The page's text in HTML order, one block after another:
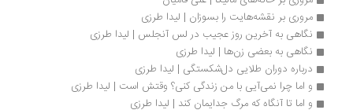
مروری بر نقشه‌هایت را بسوزان | لیدا طرزی
نگاهی به آخرین روز عجیب در لس آنجلس | لیدا طرزی
نگاهی به بعضی زن‌ها | لیدا طرزی
درباره دوران طلایی دل‌شکستگی | لیدا طرزی
و اما چرا نمی‌آیی با من زندگی کنی؟ وقتش است | لیدا طرزی
و اما تا آنگاه که مرگ جدایمان کند | لیدا طرزی